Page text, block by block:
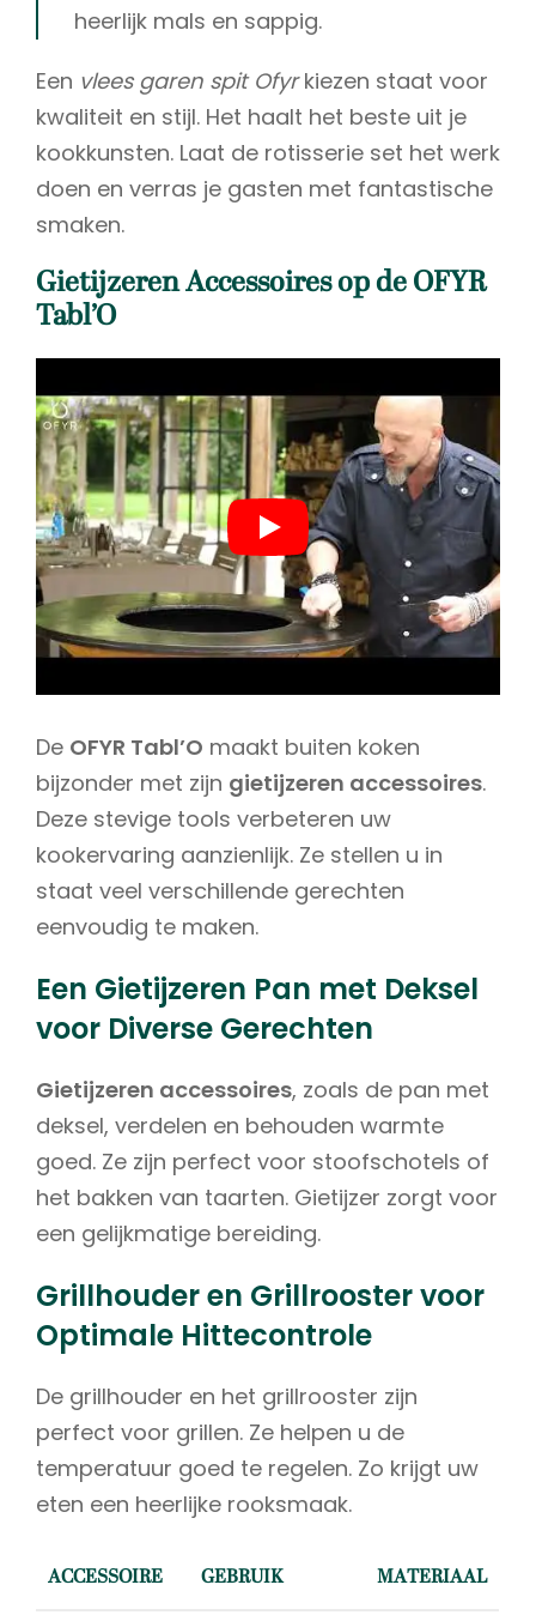
heerlijk mals en sappig.
Een vlees garen spit Ofyrkiezen staat voor
kwaliteit en stijl. Het haalt het beste uit je
kookkunsten. Laat de rotisserie set het werk
doen en verras je gasten met fantastische
smaken.
Gietijzeren Accessoires op de OFYR
Tabl’O
De OFYR Tabl’O maakt buiten koken
bijzonder met zijn gietijzeren accessoires.
Deze stevige tools verbeteren uw
kookervaring aanzienlijk. Ze stellen u in
staat veel verschillende gerechten
eenvoudig te maken.
Een Gietijzeren Pan met Deksel
voor Diverse Gerechten
Gietijzeren accessoires, zoals de pan met
deksel, verdelen en behouden warmte
goed. Ze zijn perfect voor stoofschotels of
het bakken van taarten. Gietijzer zorgt voor
een gelijkmatige bereiding.
Grillhouder en Grillrooster voor
Optimale Hittecontrole
De grillhouder en het grillrooster zijn
perfect voor grillen. Ze helpen u de
temperatuur goed te regelen. Zo krijgt uw
eten een heerlijke rooksmaak.
ACCESSOIRE GEBRUIK MATERIAAL